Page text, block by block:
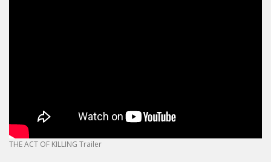
THE ACT OF KILLING Trailer